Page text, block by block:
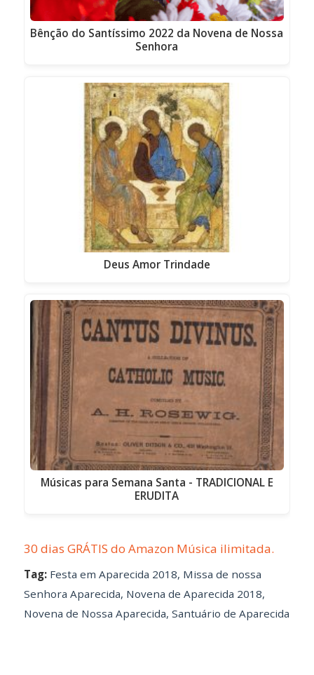
Bênção do Santíssimo 2022 da Novena de Nossa
Senhora
Deus Amor Trindade
Músicas para Semana Santa - TRADICIONAL E
ERUDITA
30 dias GRÁTIS do Amazon Música ilimitada.
Tag: Festa em Aparecida 2018, Missa de nossa
Senhora Aparecida, Novena de Aparecida 2018,
Novena de Nossa Aparecida, Santuário de Aparecida